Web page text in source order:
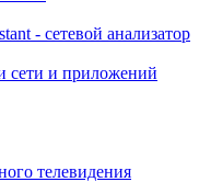
- сетевой анализатор
сети и приложений
телевидения